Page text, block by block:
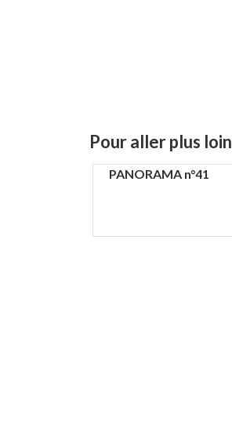
Pour aller plus loin
PANORAMA n°41